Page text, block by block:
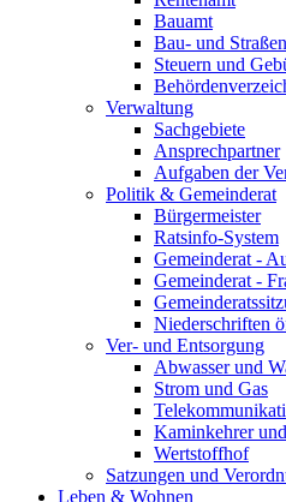
Bauamt
Bau- und
Steuern und
Verwaltung
Sachgebiete
Ansprechpartner
Aufgaben der
Politik & Gemeinderat
Bürgermeister
Ratsinfo-System
Gemeinderat -
Gemeinderat -
Niederschriften
Ver- und Entsorgung
Abwasser und
Strom und Gas
Kaminkehrer
Wertstoffhof
Satzungen und
Leben & Wohnen